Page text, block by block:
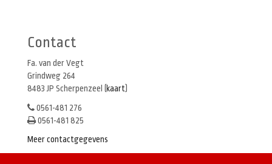
Contact
Fa. van der Vegt
Grindweg 264
8483 JP Scherpenzeel (
kaart
0561-481 276
0561-481 825
Meer contactgegevens